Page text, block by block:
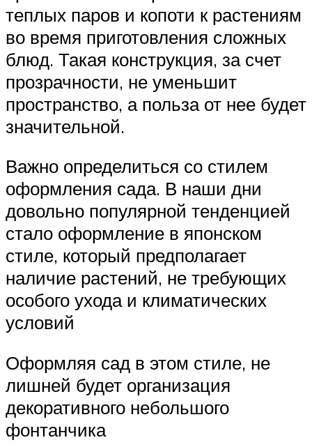
теплых паров и копоти к растениям
во время приготовления сложных
блюд. Такая конструкция, за счет
прозрачности, не уменьшит
пространство, а польза от нее будет
значительной.
Важно определиться со стилем
оформления сада. В наши дни
довольно популярной тенденцией
стало оформление в японском
стиле, который предполагает
наличие растений, не требующих
особого ухода и климатических
условий
Оформляя сад в этом стиле, не
лишней будет организация
декоративного небольшого
фонтанчика